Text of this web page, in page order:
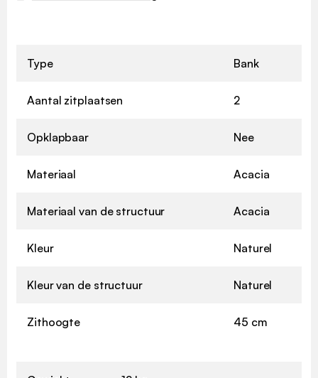
Type Bank
Aantal zitplaatsen 2
Opklapbaar Nee
Materiaal Acacia
Materiaal van de structuur Acacia
Kleur Naturel
Kleur van de structuur Naturel
Zithoogte 45 cm